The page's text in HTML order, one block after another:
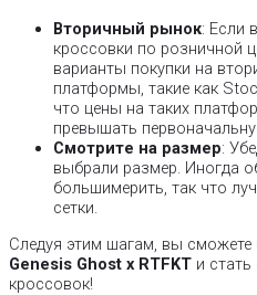
Вторичный рынок: Если
кроссовки по розничной
варианты покупки на
платформы, такие как
что цены на таких
превышать
Смотрите на размер:
выбрали размер. Иногда
большимерить, так что
сетки.
Следуя этим шагам, вы сможете
Genesis Ghost x RTFKT и
кроссовок!